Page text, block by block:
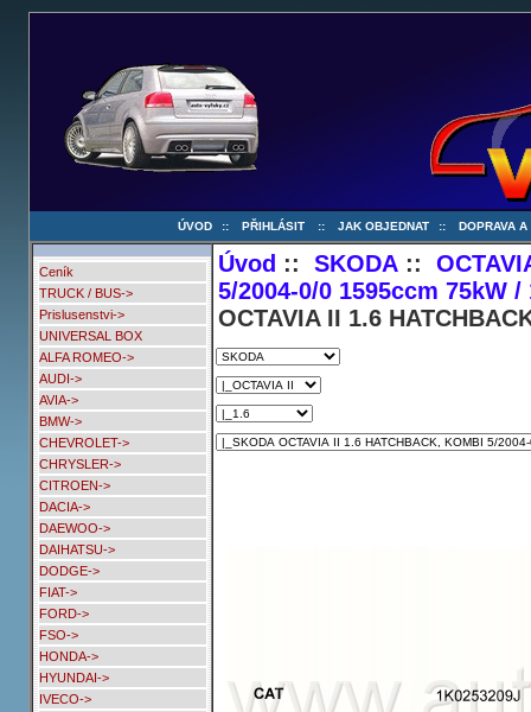
ÚVOD :: PŘIHLÁSIT :: JAK OBJEDNAT :: DOPRAVA A
Ceník
TRUCK / BUS->
Prislusenstvi->
UNIVERSAL BOX
ALFA ROMEO->
AUDI->
AVIA->
BMW->
CHEVROLET->
CHRYSLER->
CITROEN->
DACIA->
DAEWOO->
DAIHATSU->
DODGE->
FIAT->
FORD->
FSO->
HONDA->
HYUNDAI->
IVECO->
Úvod ::SKODA ::
5/2004-0/0 1595ccm 75kW /
OCTAVIA II 1.6